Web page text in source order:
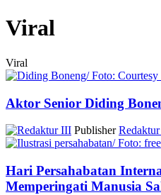
Viral
Viral
Aktor Senior Diding
Publisher
Hari Persahabatan
Memperingati Manusia